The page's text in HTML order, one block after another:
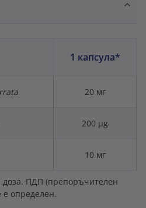
1 капсула*
20 мг
200 µg
10 мг
ПДП (препоръчителен
определен.